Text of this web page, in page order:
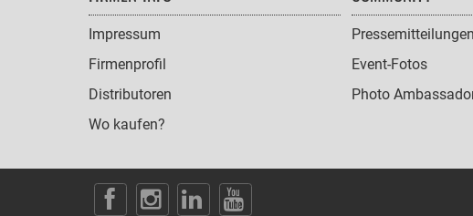
NAVIGATION
Impressum
Firmenprofil
Distributoren
Wo kaufen?
Pressemitteilungen
Event-Fotos
Photo
SOCIAL